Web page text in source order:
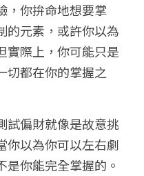
，你拚命地想要掌
的元素，或許你以為
實際上，你可能只是
切都在你的掌握之
試偏財就像是故意挑
你以為你可以左右劇
你能完全掌握的。